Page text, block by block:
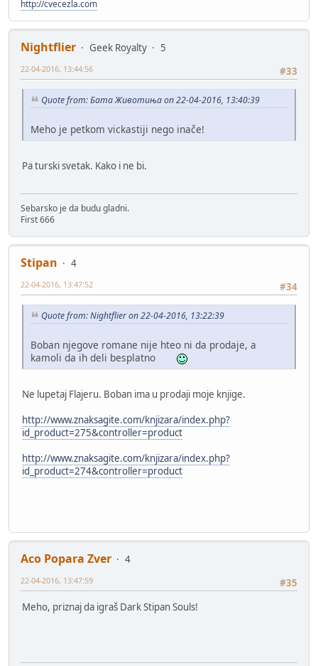
http://cvecezla.com
Nightflier Geek Royalty
5
#33
22-04-2016, 13:44:56
Quote from: Бата Животиња on 22-04-2016, 13:40:39
Meho je petkom vickastiji nego inače!
Pa turski svetak. Kako i ne bi.
Sebarsko je da budu gladni.
First 666
Stipan
4
#34
22-04-2016, 13:47:52
Quote from: Nightflier on 22-04-2016, 13:22:39
Boban njegove romane nije hteo ni da prodaje, a
kamoli da ih deli besplatno
Ne lupetaj Flajeru. Boban ima u prodaji moje knjige.
http://www.znaksagite.com/knjizara/index.php?
id_product=275&controller=product
http://www.znaksagite.com/knjizara/index.php?
id_product=274&controller=product
Aco Popara Zver
4
#35
22-04-2016, 13:47:59
Meho, priznaj da igraš Dark Stipan Souls!